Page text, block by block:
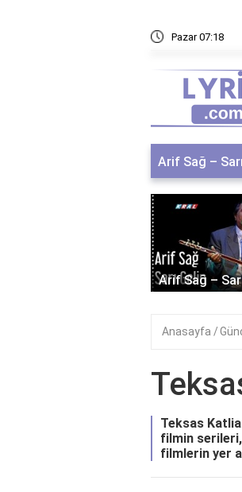
Pazar 07:18
Arif Sağ –
Arif Sağ –
Anasayfa
Teksas
filmin
filmlerin yer